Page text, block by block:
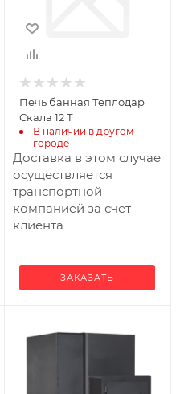
Печь банная Теплодар
Скала 12 Т
В наличии в другом
городе
Доставка в этом случае
осуществляется
транспортной
компанией за счет
клиента
ЗАКАЗАТЬ
325